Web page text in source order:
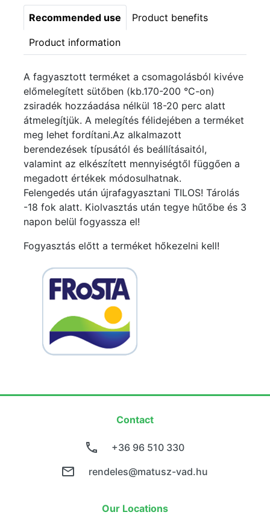
Recommended use Product benefits
Product information
A fagyasztott terméket a csomagolásból kivéve
előmelegített sütőben (kb.170-200 °C-on)
zsiradék hozzáadása nélkül 18-20 perc alatt
átmelegítjük. A melegítés félidejében a terméket
meg lehet fordítani.Az alkalmazott
berendezések típusától és beállításaitól,
valamint az elkészített mennyiségtől függően a
megadott értékek módosulhatnak.
Felengedés után újrafagyasztani TILOS! Tárolás
-18 fok alatt. Kiolvasztás után tegye hűtőbe és 3
napon belül fogyassza el!
Fogyasztás előtt a terméket hőkezelni kell!
Contact
+36 96 510 330
rendeles@matusz-vad.hu
Our Locations